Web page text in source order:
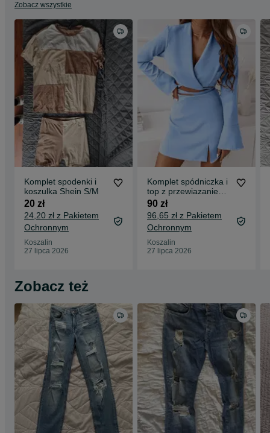
Zobacz wszystkie
Komplet spodenki i
koszulka Shein S/M
20 zł
24,20 zł z Pakietem
Ochronnym
Koszalin
27 lipca 2026
Komplet spódniczka i
top z przewiazaniem
błękitny Pakuten S/M
90 zł
96,65 zł z Pakietem
Ochronnym
Koszalin
27 lipca 2026
Zobacz też